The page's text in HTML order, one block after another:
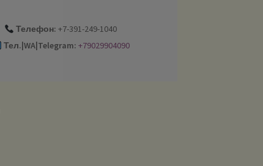
Телефон: +7-391-249-1040
Тел.|WA|Telegram: +79029904090